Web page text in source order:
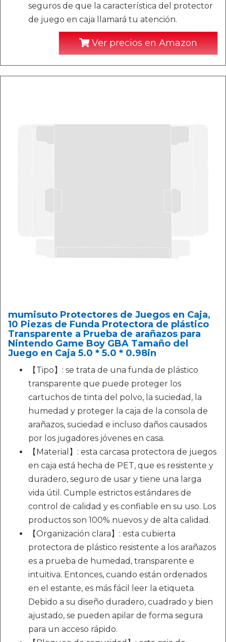
seguros de que la característica del protector
de juego en caja llamará tu atención.
Ver precios en Amazon
mumisuto Protectores de Juegos en Caja,
10 Piezas de Funda Protectora de plástico
Transparente a Prueba de arañazos para
Nintendo Game Boy GBA Tamaño del
Juego en Caja 5.0 * 5.0 * 0.98in
【Tipo】: se trata de una funda de plástico
transparente que puede proteger los
cartuchos de tinta del polvo, la suciedad, la
humedad y proteger la caja de la consola de
arañazos, suciedad e incluso daños causados ​​
por los jugadores jóvenes en casa.
【Material】: esta carcasa protectora de juegos
en caja está hecha de PET, que es resistente y
duradero, seguro de usar y tiene una larga
vida útil. Cumple estrictos estándares de
control de calidad y es confiable en su uso. Los
productos son 100% nuevos y de alta calidad.
【Organización clara】: esta cubierta
protectora de plástico resistente a los arañazos
es a prueba de humedad, transparente e
intuitiva. Entonces, cuando están ordenados
en el estante, es más fácil leer la etiqueta.
Debido a su diseño duradero, cuadrado y bien
ajustado, se pueden apilar de forma segura
para un acceso rápido.